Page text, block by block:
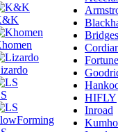
Fortune
HIFLY
Inroad
Kumho